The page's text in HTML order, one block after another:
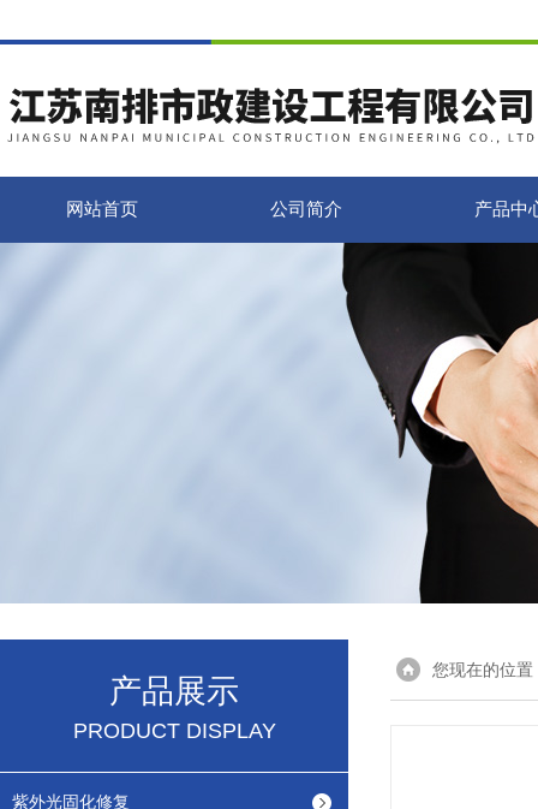
网站首页 公司简介 产品中
产品展示
PRODUCT DISPLAY
紫外光固化修复
您现在的位置